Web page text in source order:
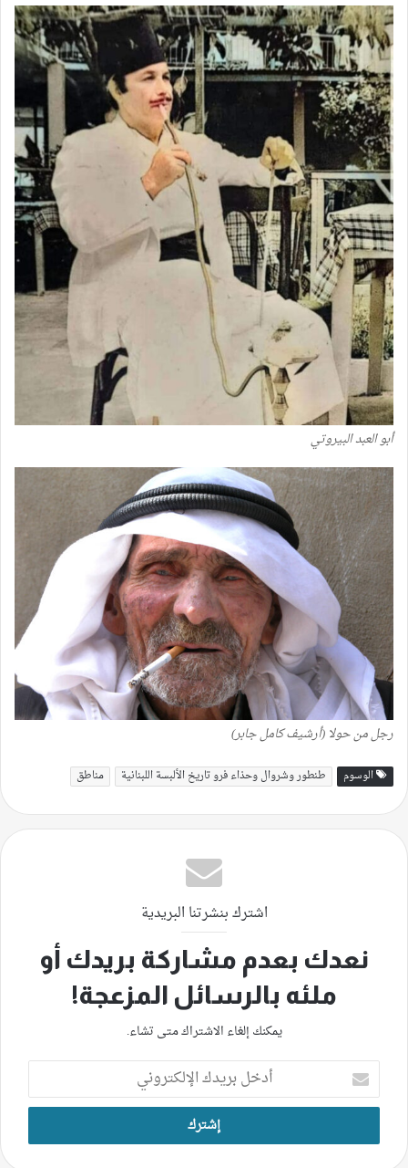
أبو العبد البيروتي
رجل من حولا (أرشيف كامل جابر)
الوسوم طنطور وشروال وحذاء فرو تاريخ الألبسة اللبنانية مناطق
اشترك بنشرتنا البريدية
نعدك بعدم مشاركة بريدك أو
ملئه بالرسائل المزعجة!
يمكنك إلغاء الاشتراك متى تشاء.
أدخل
بريدك
الإلكتروني